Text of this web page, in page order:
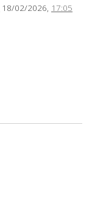
18/02/2026, 17:05